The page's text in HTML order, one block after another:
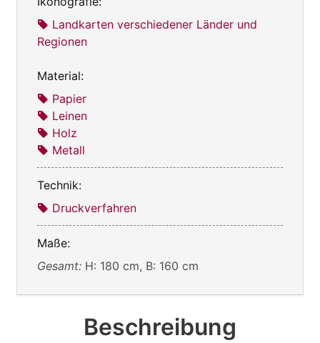
Landkarten verschiedener Länder und
Regionen
Material:
Papier
Leinen
Holz
Metall
Technik:
Druckverfahren
Maße:
Gesamt: H: 180 cm, B: 160 cm
Beschreibung